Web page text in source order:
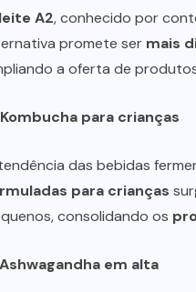
leite A2, conhecido por
promete ser mais
a oferta de
para crianças
das bebidas
para crianças
consolidando os
em alta